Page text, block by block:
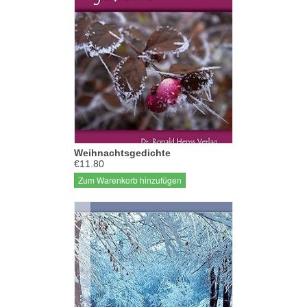
Weihnachtsgedichte
€11.80
Zum Warenkorb hinzufügen